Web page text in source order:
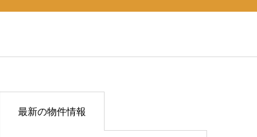
最新の物件情報